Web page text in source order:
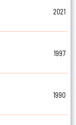
2021
1997
1990